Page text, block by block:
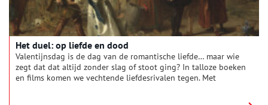
Het duel: op liefde en dood
Valentijnsdag is de dag van de romantische liefde… maar wie
zegt dat dat altijd zonder slag of stoot ging? In talloze boeken
en films komen we vechtende liefdesrivalen tegen. Met